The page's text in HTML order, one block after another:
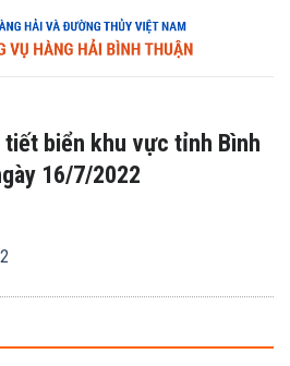
biển khu vực tỉnh Bình
16/7/2022